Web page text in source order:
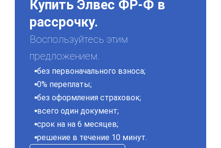
Купить Элвес ФР-Ф в
рассрочку.
Воспользуйтесь этим
предложением.
без первоначального взноса;
0% переплаты;
без оформления страховок;
всего один документ;
срок на на 6 месяцев;
решение в течение 10 минут.